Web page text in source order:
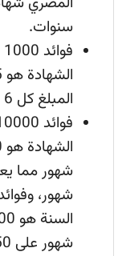
سنوات.
المبلغ كل 6 شهور.
شهور على 8250 جنيه.